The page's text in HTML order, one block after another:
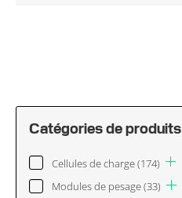
Catégories de produits
Cellules de charge(174)
Modules de pesage(33)